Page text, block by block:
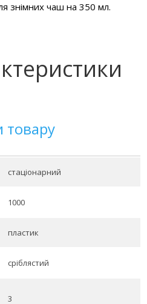
знімних чаш на 350 мл.
товару
стаціонарний
1000
пластик
сріблястий
3